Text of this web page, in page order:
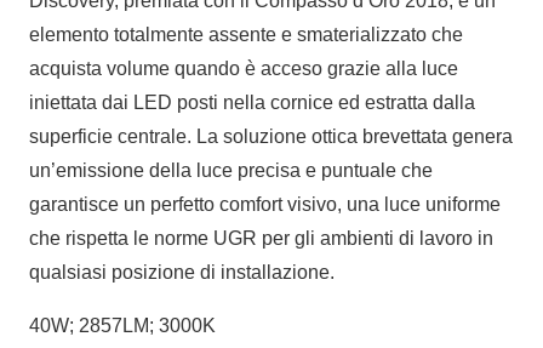
elemento totalmente assente e smaterializzato che
acquista volume quando è acceso grazie alla luce
iniettata dai LED posti nella cornice ed estratta dalla
superficie centrale. La soluzione ottica brevettata genera
un’emissione della luce precisa e puntuale che
garantisce un perfetto comfort visivo, una luce uniforme
che rispetta le norme UGR per gli ambienti di lavoro in
qualsiasi posizione di installazione.
40W; 2857LM; 3000K